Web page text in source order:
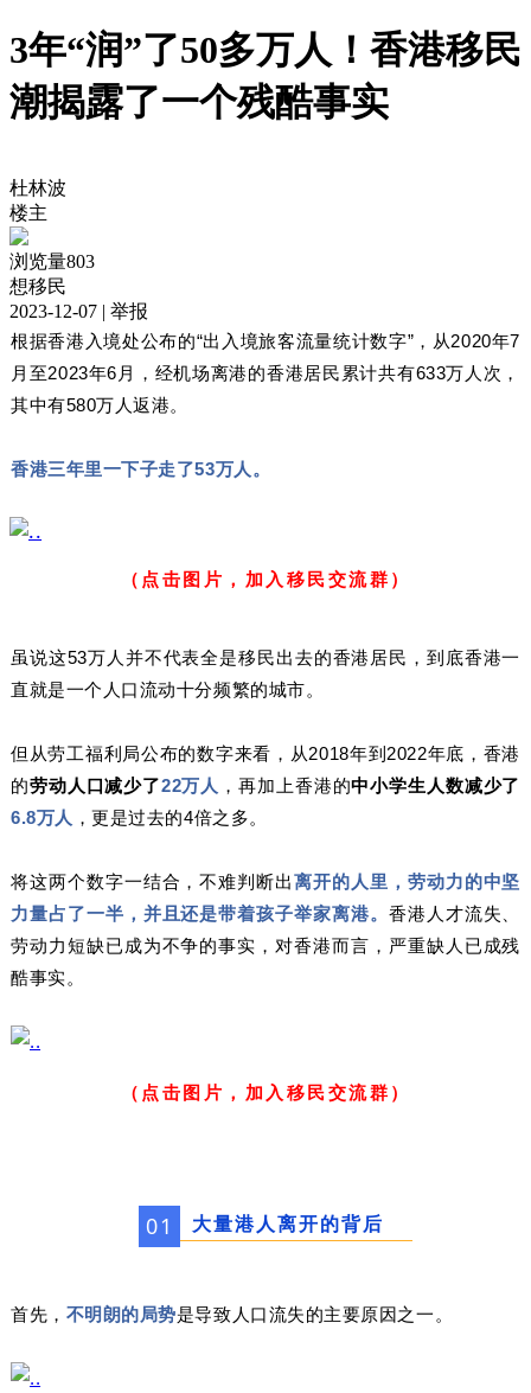
3年“润”了50多万人！香港移民
潮揭露了一个残酷事实
杜林波
楼主
浏览量803
想移民
2023-12-07 | 举报
根据香港入境处公布的“出入境旅客流量统计数字”，从2020年7
月至2023年6月，经机场离港的香港居民累计共有633万人次，
其中有580万人返港。
香港三年里一下子走了53万人。
（点击图片，加入移民交流群）
虽说这53万人并不代表全是移民出去的香港居民，到底香港一
直就是一个人口流动十分频繁的城市。
但从劳工福利局公布的数字来看，从2018年到2022年底，香港
的劳动人口减少了22万人 ，再加上香港的中小学生人数减少了
6.8万人 ，更是过去的4倍之多。
将这两个数字一结合，不难判断出离开的人里，劳动力的中坚
力量占了一半，并且还是带着孩子举家离港。 香港人才流失、
劳动力短缺已成为不争的事实，对香港而言，严重缺人已成残
酷事实。
（点击图片，加入移民交流群）
01 大量港人离开的背后
首先， 不明朗的局势是导致人口流失的主要原因之一。